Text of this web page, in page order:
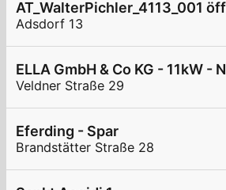
AT_WalterPichler_4113_001
Adsdorf 13
ELLA GmbH & Co KG - 11kW -
Veldner Straße 29
Eferding - Spar
Brandstätter Straße 28